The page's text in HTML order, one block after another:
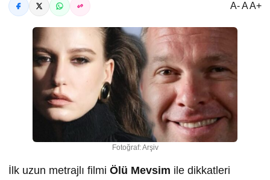
A- A A+
Fotoğraf: Arşiv
İlk uzun metrajlı filmi Ölü Mevsim ile dikkatleri